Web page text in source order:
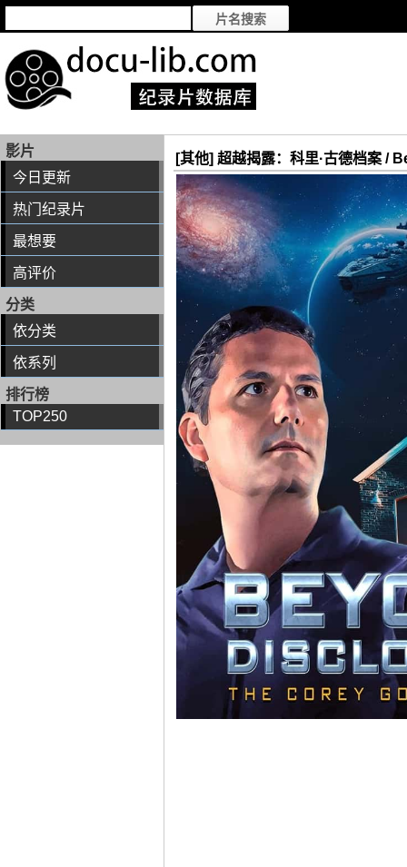
影片
今日更新
热门纪录片
最想要
高评价
分类
依分类
依系列
排行榜
TOP250
[其他] 超越揭露：科里·古德档案